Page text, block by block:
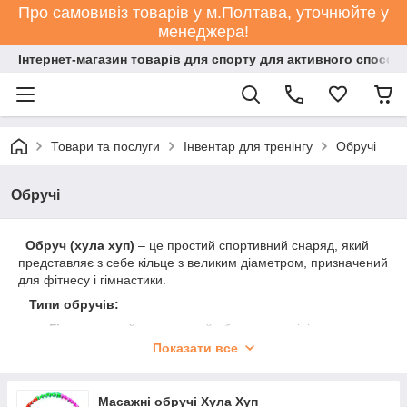
Про самовивіз товарів у м.Полтава, уточнюйте у
менеджера!
Інтернет-магазин товарів для спорту для активного
Товари та послуги Інвентар для тренінгу Обручі
Обручі
Обруч (хула хуп) – це простий спортивний снаряд, який
представляє з себе кільце з великим діаметром, призначений
для фітнесу і гімнастики.
Типи обручів:
Гімнастичний
– класичний обруч з алюмінію,
пластмаси і інших матеріалів. Переваги: низька ціна,
Показати все
Масажні обручі Хула Хуп